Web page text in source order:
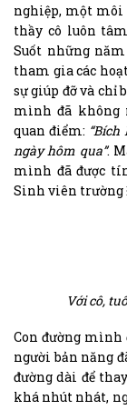
nghiệp, một môi
thầy cô luôn
Suốt những
tham gia các
sự giúp đỡ và chỉ
mình đã không
quan điểm:
ngày hôm qua”.
mình đã được
Sinh viên trường
Với cô,
Con đường
người bản năng
đường dài để
khá nhút nhát,